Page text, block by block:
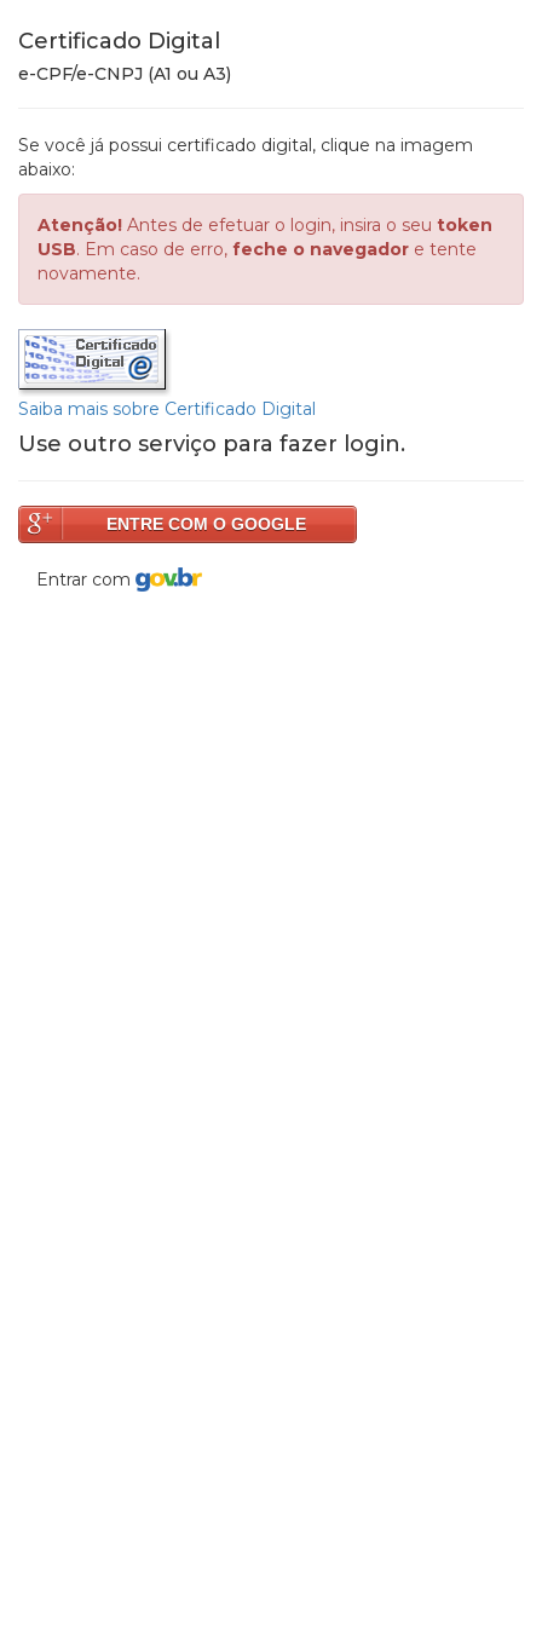
Certificado Digital
e-CPF/e-CNPJ (A1 ou A3)
Se você já possui certificado digital, clique na imagem
abaixo:
Atenção! Antes de efetuar o login, insira o seu token
USB. Em caso de erro, feche o navegador e tente
novamente.
Saiba mais sobre Certificado Digital
Use outro serviço para fazer login.
ENTRE COM O GOOGLE
Entrar com